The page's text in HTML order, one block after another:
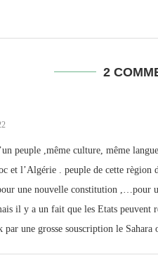
2
peuple ,même culture, même
et l’Algérie . peuple de cette règion
une nouvelle constitution ,…pour
il y a un fait que les Etats peuvent
une grosse souscription le Sahara